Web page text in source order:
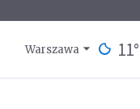
Warszawa 11°